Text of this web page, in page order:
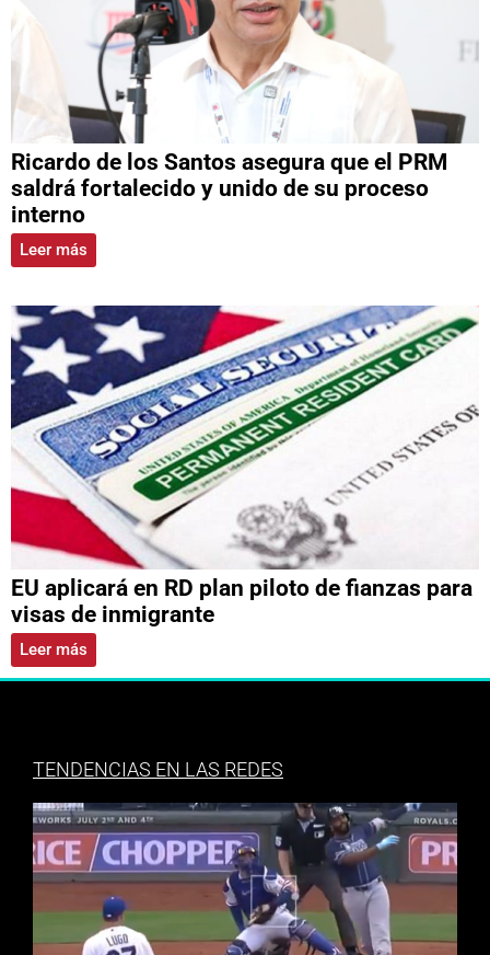
Ricardo de los Santos asegura que el PRM
saldrá fortalecido y unido de su proceso
interno
Leer más
EU aplicará en RD plan piloto de fianzas para
visas de inmigrante
Leer más
TENDENCIAS EN LAS REDES